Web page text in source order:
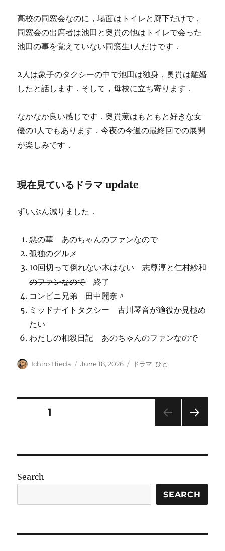
高校の同窓会なのに，場面はトイレと廊下だけで，
同窓会の出席者は池田と奥貫の他はトイレで会った
池田の事を覚えていない同窓生1人だけです．
2人は象子のタクシーの中で池田は独身，奥貫は離婚
したと話します．そして，母校に立ち寄ります．
なかなか良い感じです．奥貫薫はもともと好きな女
優の1人でもあります．今夜の今週の最終回での展開
が楽しみです．
現在見ているドラマ update
ずいぶん減りました．
惡の華 あのちゃんのファンなので
孤独のグルメ
10回切って倒れない木はない 志尊淳と仁村紗和
のファンなので終了
コンビニ兄弟 田中麗奈〃
ミッドナイトタクシー 古川琴音が適役か見極め
たい
わたしの相殺日記 あのちゃんのファンなので
Author
Ichiro Hieda
Posted
June 18, 2026 Categories
ドラマ,ひと
Posts
PAGE1
Search
SEARCH